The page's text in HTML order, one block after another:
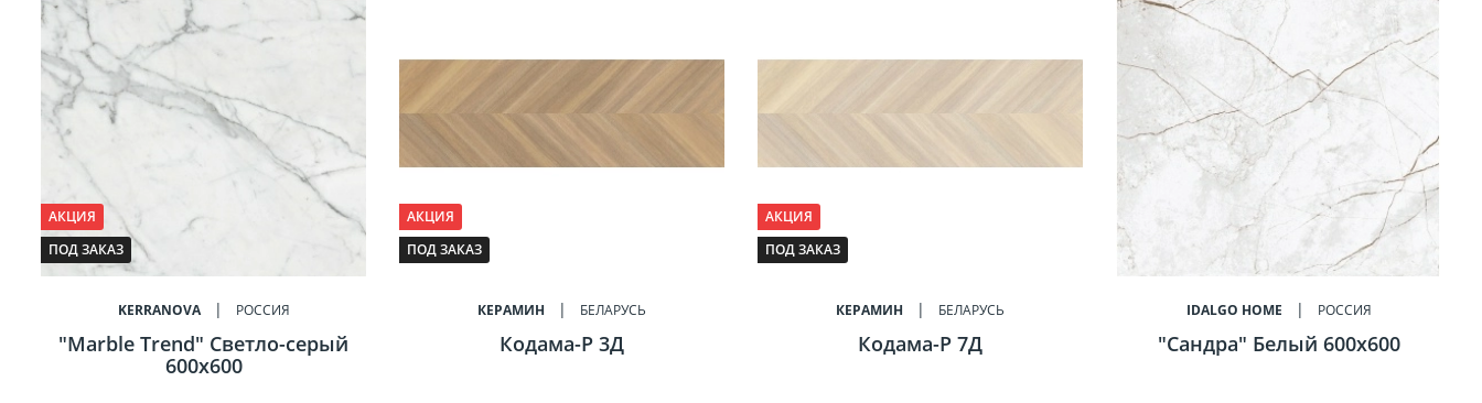
700х250
400х400
315х630
По назначению
Полотенцесушители
Трапы
АКЦИЯ
ПОД ЗАКАЗ
KERRANOVA РОССИЯ
"Marble Trend" Светло-серый
600х600
АКЦИЯ
ПОД ЗАКАЗ
КЕРАМИН БЕЛАРУСЬ
Кодама-Р 3Д
АКЦИЯ
ПОД ЗАКАЗ
КЕРАМИН БЕЛАРУСЬ
Кодама-Р 7Д
IDALGO HOME РОССИЯ
"Сандра" Белый 600х600